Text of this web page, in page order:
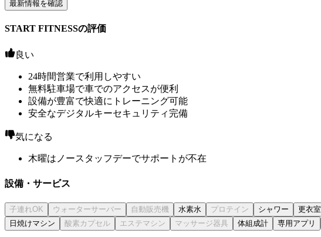
最新情報を確認
START FITNESSの評価
良い
24時間営業で利用しやすい
無料駐車場で車でのアクセスが便利
設備が豊富で快適にトレーニング可能
安全なデジタルキーセキュリティ完備
気になる
木曜はノースタッフデーでサポートが不在
設備・サービス
水素水 シャワー 更衣室
日焼けマシン
体組成計 専用アプリ